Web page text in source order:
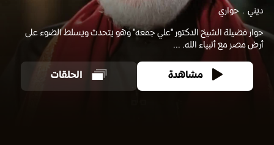
ديني حواري
حوار فضيلة الشيخ الدكتور "علي جمعه" وهو يتحدث ويسلط الضوء على
أرض مصر مع أنبياء الله. ...
مشاهدة الحلقات